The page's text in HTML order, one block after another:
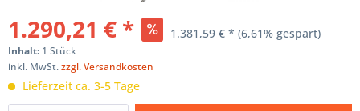
1.290,21 € * 1.381,59 € * (6,61% gespart)
Inhalt: 1 Stück
inkl. MwSt.zzgl. Versandkosten
Lieferzeit ca. 3-5 Tage